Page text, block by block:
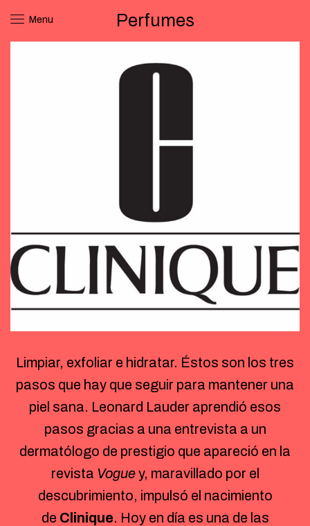
Menu Perfumes
Limpiar, exfoliar e hidratar. Éstos son los tres
pasos que hay que seguir para mantener una
piel sana. Leonard Lauder aprendió esos
pasos gracias a una entrevista a un
dermatólogo de prestigio que apareció en la
revista Voguey, maravillado por el
descubrimiento, impulsó el nacimiento
de Clinique. Hoy en día es una de las